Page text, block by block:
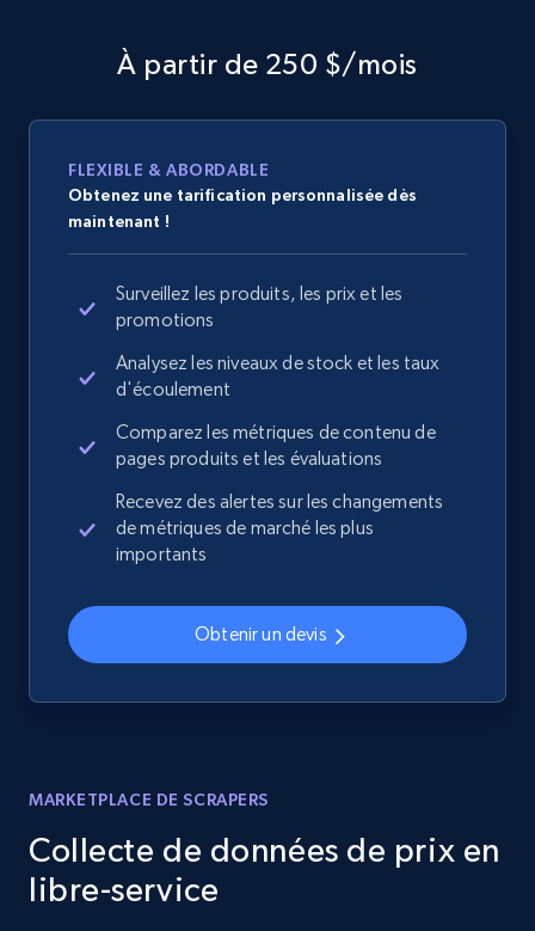
À partir de 250 $/mois
FLEXIBLE & ABORDABLE
Obtenez une tarification personnalisée dès
maintenant !
Surveillez les produits, les prix et les
promotions
Analysez les niveaux de stock et les taux
d'écoulement
Comparez les métriques de contenu de
pages produits et les évaluations
Recevez des alertes sur les changements
de métriques de marché les plus
importants
Obtenir un devis
MARKETPLACE DE SCRAPERS
Collecte de données de prix en
libre-service